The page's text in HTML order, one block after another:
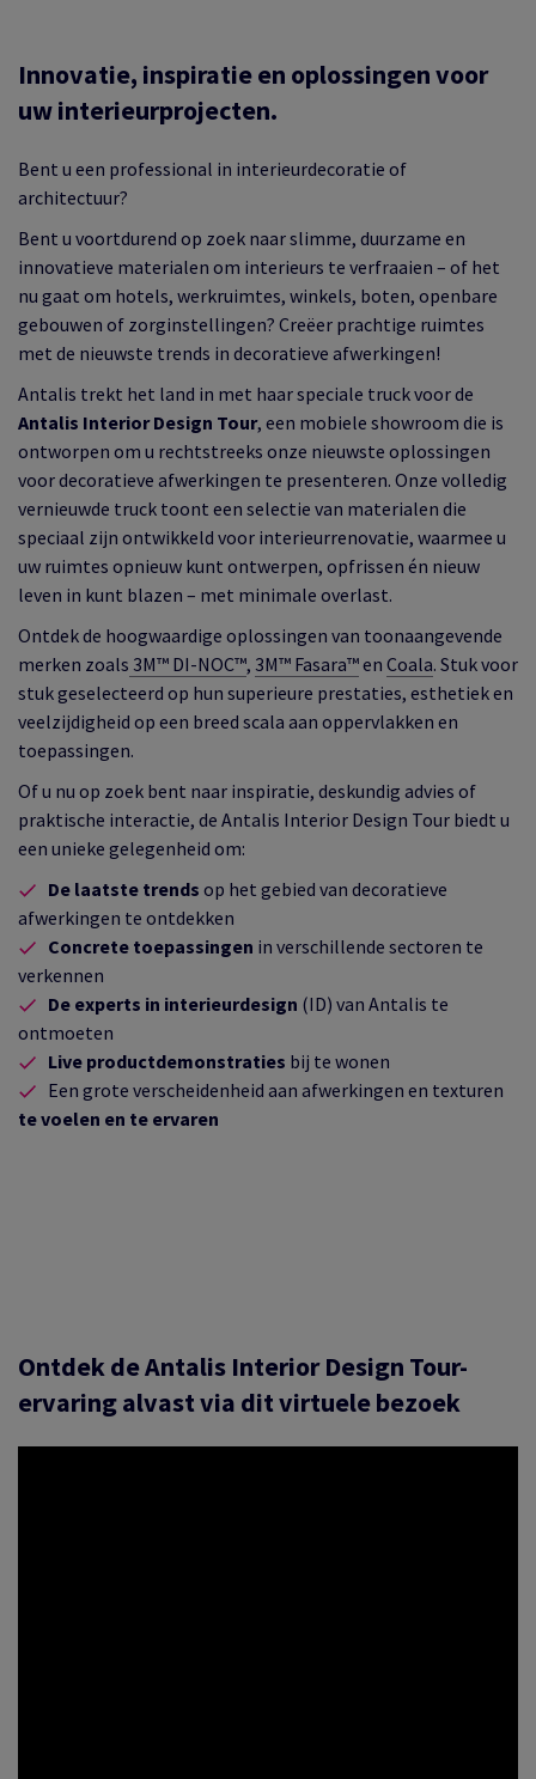
Innovatie, inspiratie en oplossingen voor
uw interieurprojecten.
Bent u een professional in interieurdecoratie of
architectuur?
Bent u voortdurend op zoek naar slimme, duurzame en
innovatieve materialen om interieurs te verfraaien – of het
nu gaat om hotels, werkruimtes, winkels, boten, openbare
gebouwen of zorginstellingen? Creëer prachtige ruimtes
met de nieuwste trends in decoratieve afwerkingen!
Antalis trekt het land in met haar speciale truck voor de
Antalis Interior Design Tour, een mobiele showroom die is
ontworpen om u rechtstreeks onze nieuwste oplossingen
voor decoratieve afwerkingen te presenteren. Onze volledig
vernieuwde truck toont een selectie van materialen die
speciaal zijn ontwikkeld voor interieurrenovatie, waarmee u
uw ruimtes opnieuw kunt ontwerpen, opfrissen én nieuw
leven in kunt blazen – met minimale overlast.
Ontdek de hoogwaardige oplossingen van toonaangevende
merken zoals 3M™ DI-NOC™, 3M™ Fasara™en Coala. Stuk voor
stuk geselecteerd op hun superieure prestaties, esthetiek en
veelzijdigheid op een breed scala aan oppervlakken en
toepassingen.
Of u nu op zoek bent naar inspiratie, deskundig advies of
praktische interactie, de Antalis Interior Design Tour biedt u
een unieke gelegenheid om:
De laatste trends op het gebied van decoratieve
afwerkingen te ontdekken
Concrete toepassingen in verschillende sectoren te
verkennen
De experts in interieurdesign (ID) van Antalis te
ontmoeten
Live productdemonstraties bij te wonen
Een grote verscheidenheid aan afwerkingen en texturen
te voelen en te ervaren
Ontdek de Antalis Interior Design Tour-
ervaring alvast via dit virtuele bezoek